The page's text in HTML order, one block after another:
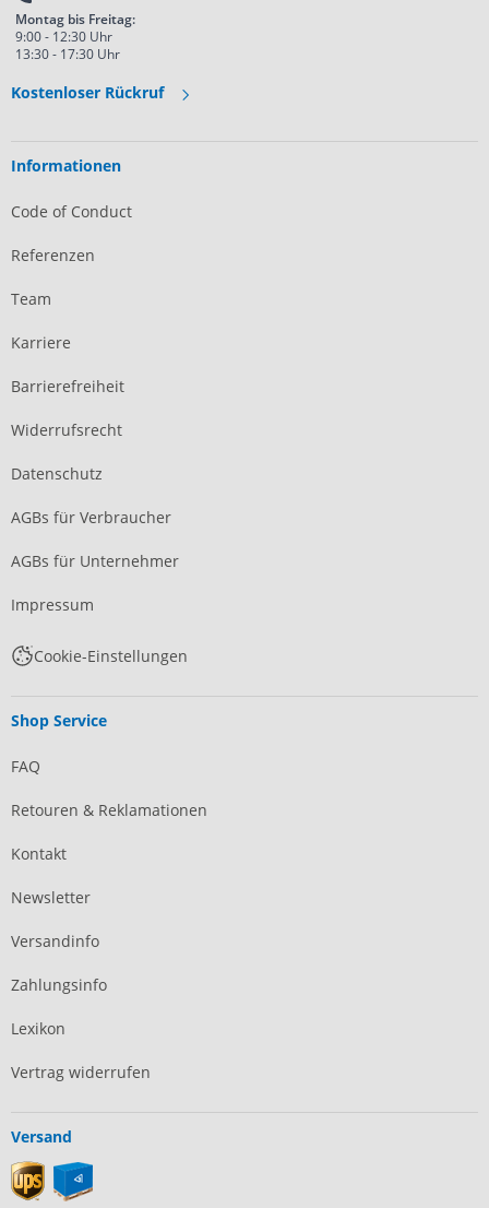
Montag bis Freitag:
9:00 - 12:30 Uhr
13:30 - 17:30 Uhr
Kostenloser Rückruf
Informationen
Code of Conduct
Referenzen
Team
Karriere
Barrierefreiheit
Widerrufsrecht
Datenschutz
AGBs für Verbraucher
AGBs für Unternehmer
Impressum
Cookie-Einstellungen
Shop Service
FAQ
Retouren & Reklamationen
Kontakt
Newsletter
Versandinfo
Zahlungsinfo
Lexikon
Vertrag widerrufen
Versand